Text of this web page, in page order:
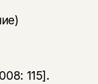
115].